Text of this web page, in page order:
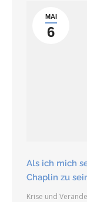
MAI
6
Als ich mich
Chaplin zu
Krise und